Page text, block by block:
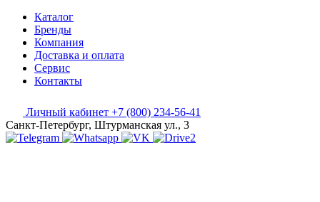
Каталог
Бренды
Компания
Доставка и оплата
Сервис
Контакты
Личный кабинет +7 (800) 234-56-41
Санкт-Петербург, Штурманская ул., 3